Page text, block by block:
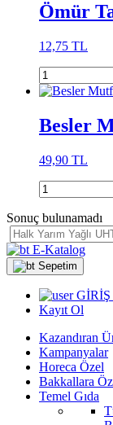
Ömür
12,75 TL
Besler
49,90 TL
Sonuç bulunamadı
E-Katalog
Sepetim
GİRİŞ
Kayıt Ol
Kazandıran
Kampanyalar
Horeca Özel
Bakkallara
Temel Gıda